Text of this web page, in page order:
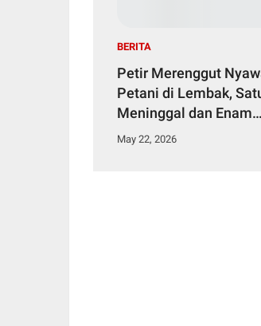
BERITA
Petir Merenggut
Petani di Lembak,
Meninggal dan Enam
Dirawat Intensif
May 22, 2026